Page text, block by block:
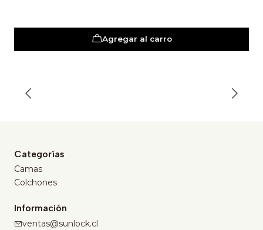
Agregar al carro
Categorías
Camas
Colchones
Información
ventas@sunlock.cl